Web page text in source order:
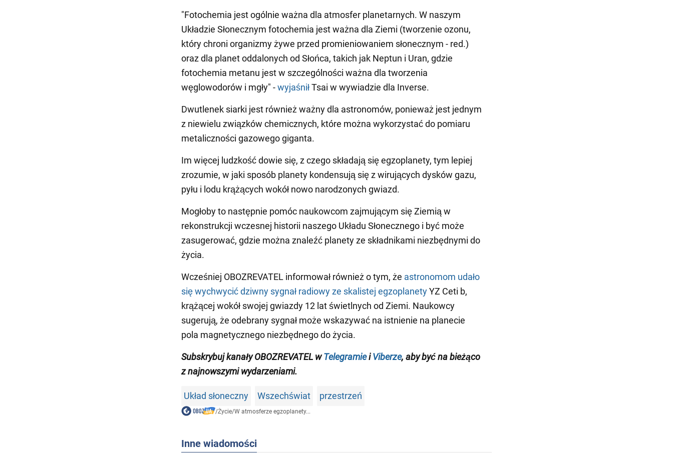
"Fotochemia jest ogólnie ważna dla atmosfer planetarnych. W naszym
Układzie Słonecznym fotochemia jest ważna dla Ziemi (tworzenie ozonu,
który chroni organizmy żywe przed promieniowaniem słonecznym - red.)
oraz dla planet oddalonych od Słońca, takich jak Neptun i Uran, gdzie
fotochemia metanu jest w szczególności ważna dla tworzenia
węglowodorów i mgły" -wyjaśniłTsai w wywiadzie dla Inverse.
Dwutlenek siarki jest również ważny dla astronomów, ponieważ jest jednym
z niewielu związków chemicznych, które można wykorzystać do pomiaru
metaliczności gazowego giganta.
Im więcej ludzkość dowie się, z czego składają się egzoplanety, tym lepiej
zrozumie, w jaki sposób planety kondensują się z wirujących dysków gazu,
pyłu i lodu krążących wokół nowo narodzonych gwiazd.
Mogłoby to następnie pomóc naukowcom zajmującym się Ziemią w
rekonstrukcji wczesnej historii naszego Układu Słonecznego i być może
zasugerować, gdzie można znaleźć planety ze składnikami niezbędnymi do
życia.
Wcześniej OBOZREVATEL informował również o tym, że astronomom udało
się wychwycić dziwny sygnał radiowy ze skalistej egzoplanetyYZ Ceti b,
krążącej wokół swojej gwiazdy 12 lat świetlnych od Ziemi. Naukowcy
sugerują, że odebrany sygnał może wskazywać na istnienie na planecie
pola magnetycznego niezbędnego do życia.
Subskrybuj kanały OBOZREVATEL w Telegramiei Viberze, aby byćna bieżąco
z najnowszymi wydarzeniami.
Układ słoneczny Wszechświat przestrzeń
/Życie/W atmosferze egzoplanety...
Inne wiadomości